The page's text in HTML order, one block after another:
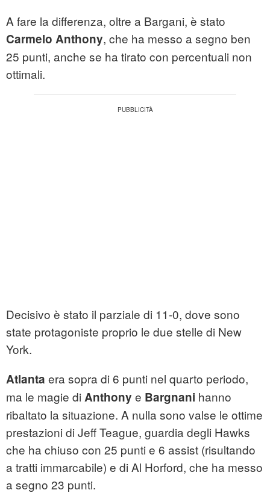
A fare la differenza, oltre a Bargani, è stato
Carmelo Anthony, che ha messo a segno ben
25 punti, anche se ha tirato con percentuali non
ottimali.
Decisivo è stato il parziale di 11-0, dove sono
state protagoniste proprio le due stelle di New
York.
Atlanta era sopra di 6 punti nel quarto periodo,
ma le magie di Anthony e Bargnani hanno
ribaltato la situazione. A nulla sono valse le ottime
prestazioni di Jeff Teague, guardia degli Hawks
che ha chiuso con 25 punti e 6 assist (risultando
a tratti immarcabile) e di Al Horford, che ha messo
a segno 23 punti.